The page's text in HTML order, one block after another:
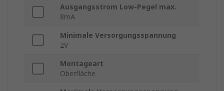
Ausgangsstrom Low-Pegel max.
8mA
Minimale Versorgungsspannung
2V
Montageart
Oberfläche